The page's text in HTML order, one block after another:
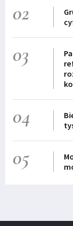
02
03
04
05